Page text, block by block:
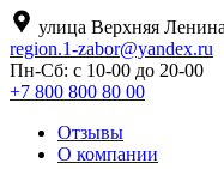
улица Верхняя
region.1-zabor@yandex.ru
Пн-Сб: с 10-00 до 20-00
+7 800 800 80 00
Отзывы
О компании